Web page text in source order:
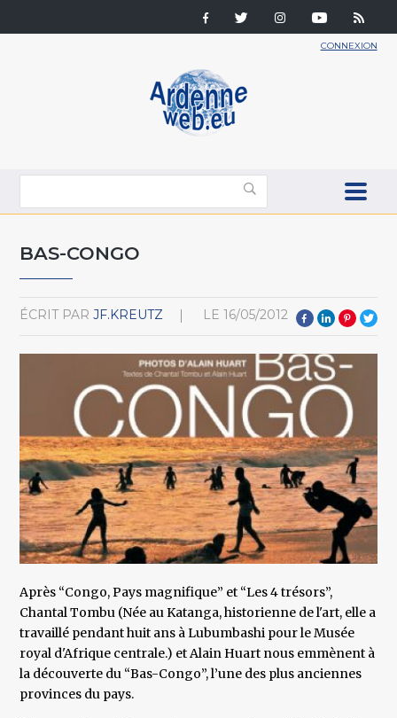
CONNEXION
BAS-CONGO
ÉCRIT PAR JF.KREUTZ LE 16/05/2012
Après “Congo, Pays magnifique” et “Les 4 trésors”,
Chantal Tombu (Née au Katanga, historienne de l'art, elle a
travaillé pendant huit ans à Lubumbashi pour le Musée
royal d'Afrique centrale.) et Alain Huart nous emmènent à
la découverte du “Bas-Congo”, l’une des plus anciennes
provinces du pays.